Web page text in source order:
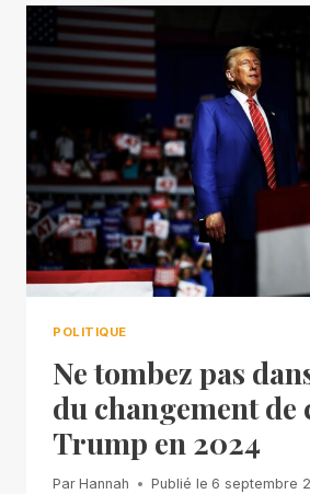
POLITIQUE
Ne tombez pas
du changement de
Trump en 2024
Par Hannah Publié le 6 septembre